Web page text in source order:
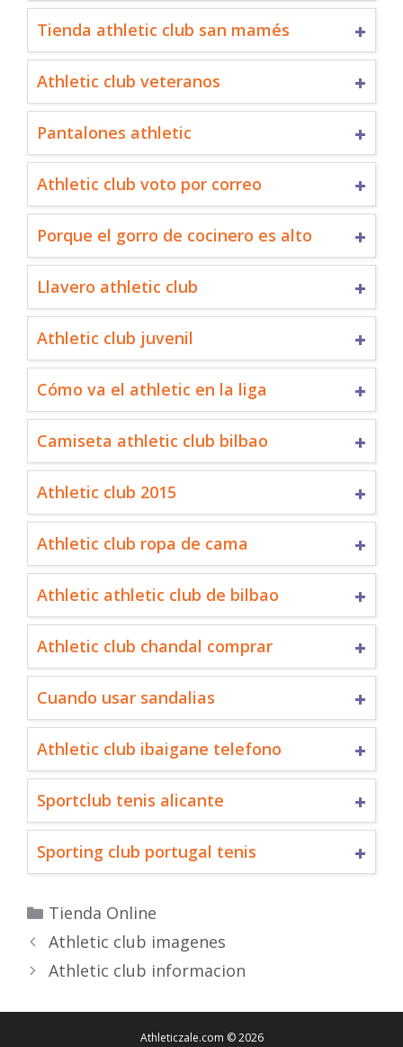
Tienda athletic club san mamés
Athletic club veteranos
Pantalones athletic
Athletic club voto por correo
Porque el gorro de cocinero es alto
Llavero athletic club
Athletic club juvenil
Cómo va el athletic en la liga
Camiseta athletic club bilbao
Athletic club 2015
Athletic club ropa de cama
Athletic athletic club de bilbao
Athletic club chandal comprar
Cuando usar sandalias
Athletic club ibaigane telefono
Sportclub tenis alicante
Sporting club portugal tenis
Categorías
Tienda Online
Athletic club imagenes
Athletic club informacion
Athleticzale.com © 2026